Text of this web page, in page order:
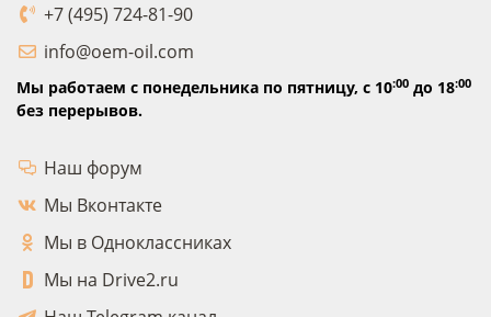
+7 (495) 724-81-90
info@oem-oil.com
Мы работаем с понедельника по пятницу, с 10:00 до 18:00
без перерывов.
Наш форум
Мы Вконтакте
Мы в Одноклассниках
Мы на Drive2.ru